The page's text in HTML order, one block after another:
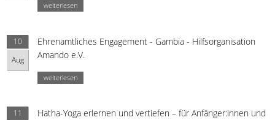
weiterlesen
10
Aug
Ehrenamtliches Engagement - Gambia - Hilfsorganisation
Amando e.V.
weiterlesen
11
Hatha-Yoga erlernen und vertiefen – für Anfänger:innen und